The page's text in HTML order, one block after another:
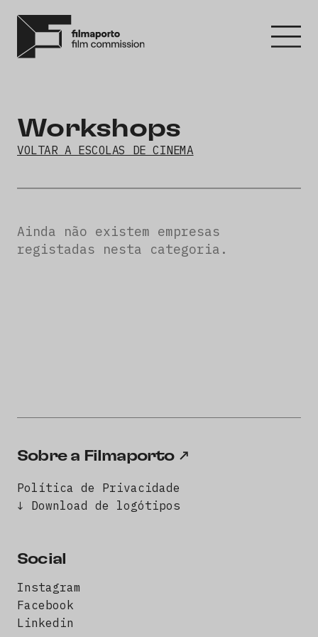
Workshops
VOLTAR A ESCOLAS DE CINEMA
Ainda não existem empresas
registadas nesta categoria.
Sobre a Filmaporto
Política de Privacidade
↓ Download de logótipos
Social
Instagram
Facebook
Linkedin